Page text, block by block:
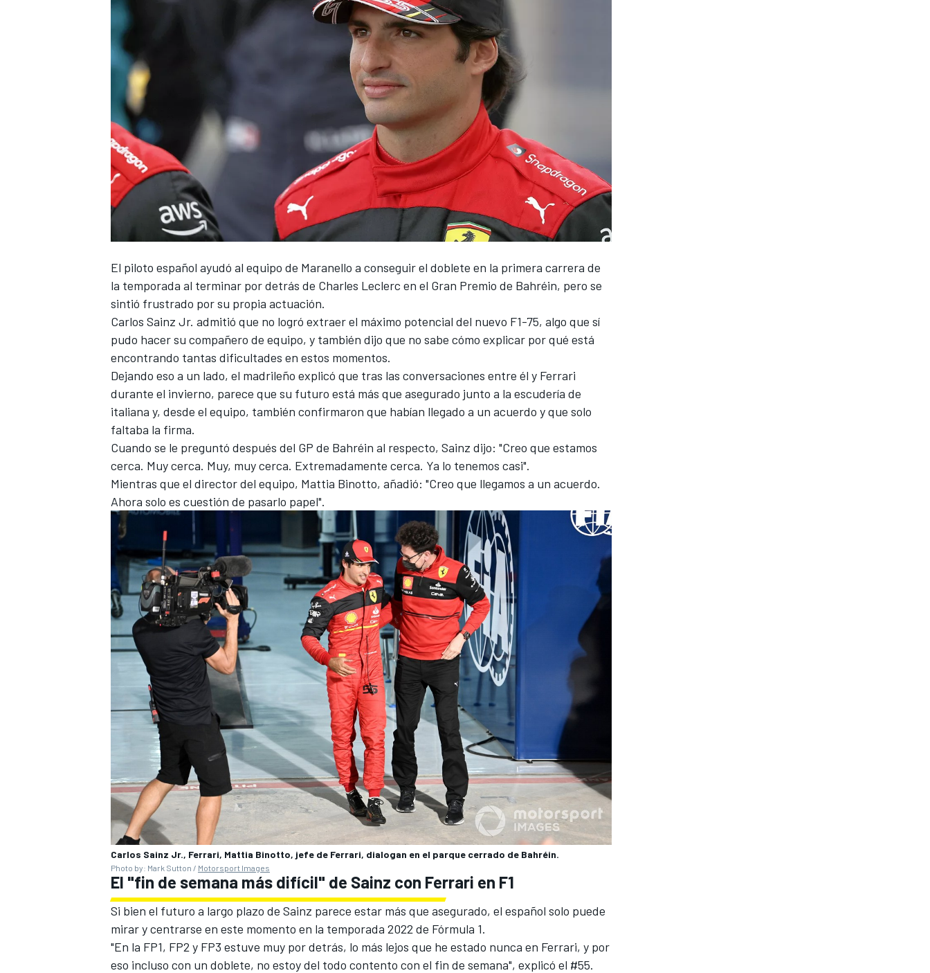
MOTOGP
NASCAR CUP
FÓRMULA E
WRC
El piloto español ayudó al equipo de Maranello a conseguir el doblete en la primera carrera de
la temporada al terminar por detrás de Charles Leclerc en el Gran Premio de Bahréin, pero se
sintió frustrado por su propia actuación.
Carlos Sainz Jr. admitió que no logró extraer el máximo potencial del nuevo F1-75, algo que sí
pudo hacer su compañero de equipo, y también dijo que no sabe cómo explicar por qué está
encontrando tantas dificultades en estos momentos.
Dejando eso a un lado, el madrileño explicó que tras las conversaciones entre él y Ferrari
durante el invierno, parece que su futuro está más que asegurado junto a la escudería de
italiana y, desde el equipo, también confirmaron que habían llegado a un acuerdo y que solo
faltaba la firma.
Cuando se le preguntó después del GP de Bahréin al respecto, Sainz dijo: "Creo que estamos
cerca. Muy cerca. Muy, muy cerca. Extremadamente cerca. Ya lo tenemos casi".
Mientras que el director del equipo, Mattia Binotto, añadió: "Creo que llegamos a un acuerdo.
Ahora solo es cuestión de pasarlo papel".
Carlos Sainz Jr., Ferrari, Mattia Binotto, jefe de Ferrari, dialogan en el parque cerrado de Bahréin.
Photo by: Mark Sutton / Motorsport Images
El "fin de semana más difícil" de Sainz con Ferrari en F1
Si bien el futuro a largo plazo de Sainz parece estar más que asegurado, el español solo puede
mirar y centrarse en este momento en la temporada 2022 de Fórmula 1.
"En la FP1, FP2 y FP3 estuve muy por detrás, lo más lejos que he estado nunca en Ferrari, y por
eso incluso con un doblete, no estoy del todo contento con el fin de semana", explicó el #55.